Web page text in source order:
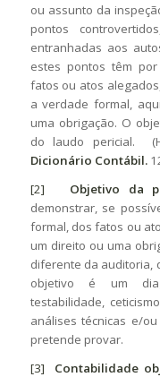
ou assunto da
pontos
entranhadas aos
estes pontos têm
fatos ou atos
a verdade formal,
uma obrigação. O
do laudo pericial.
Dicionário Contábil.
[2]
Objetivo da
demonstrar, se
formal, dos fatos ou
um direito ou uma
diferente da auditoria,
objetivo é um
testabilidade,
análises técnicas e/
pretende provar.
[3]
Contabilidade